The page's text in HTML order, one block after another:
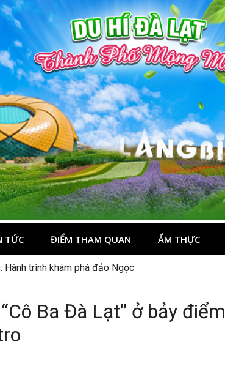
TỨC ĐIỂM THAM QUAN ẨM THỰC
Hành trình khám phá đảo Ngọc
Ba Đà Lạt” ở bảy điểm